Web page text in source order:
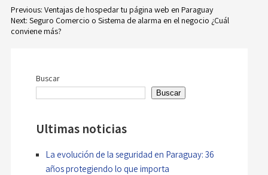
Navegación
entradas
Previous: Ventajas de hospedar tu página web en Paraguay
Next: Seguro Comercio o Sistema de alarma en el negocio ¿Cuál
conviene más?
Buscar
Buscar
Ultimas noticias
La evolución de la seguridad en Paraguay: 36
años protegiendo lo que importa